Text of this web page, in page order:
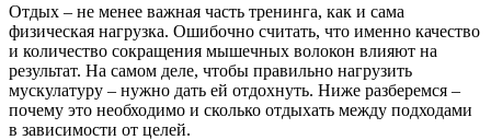
Отдых – не менее важная часть тренинга, как и сама
физическая нагрузка. Ошибочно считать, что именно качество
и количество сокращения мышечных волокон влияют на
результат. На самом деле, чтобы правильно нагрузить
мускулатуру – нужно дать ей отдохнуть. Ниже разберемся –
почему это необходимо и сколько отдыхать между подходами
в зависимости от целей.